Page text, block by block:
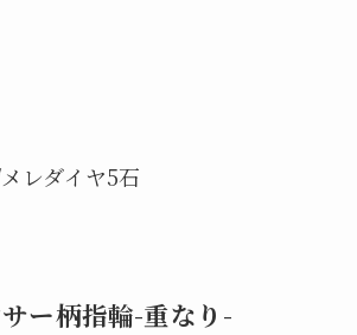
レダイヤ5石
サー柄指輪-重なり-